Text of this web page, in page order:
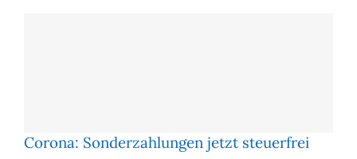
Corona: Son­der­zah­lun­gen jetzt steu­er­frei